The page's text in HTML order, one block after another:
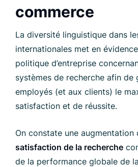
commerce
La diversité linguistique dans
internationales met en
politique d’entreprise
systèmes de recherche afin de
employés (et aux clients) le
satisfaction et de réussite.
On constate une augmentation
satisfaction de la recherche
de la performance globale de